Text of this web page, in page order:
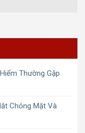
Thường Gặp
Chóng Mặt Và